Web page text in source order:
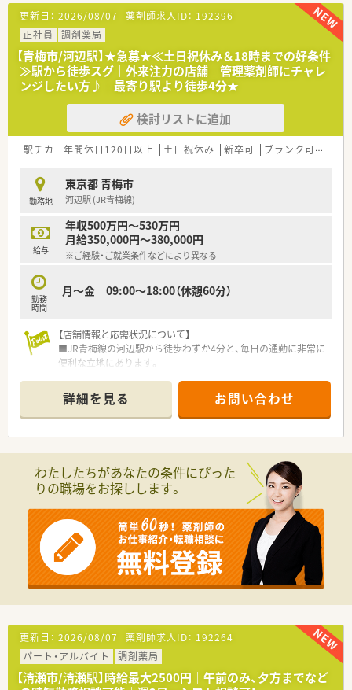
更新日： 2026/08/07 薬剤師求人ID： 192396
正社員
調剤薬局
【青梅市/河辺駅】★急募★≪土日祝休み＆18時までの好条件
≫駅から徒歩スグ｜外来注力の店舗｜管理薬剤師にチャレ
ンジしたい方♪｜最寄り駅より徒歩4分★
検討リストに追加
駅チカ 年間休日120日以上 土日祝休み 新卒可 ブランク可
勤務地
東京都 青梅市
河辺駅 (JR青梅線)
給与
年収500万円～530万円
月給350,000円～380,000円
※ご経験・ご就業条件などにより異なる
勤務
時間
月～金 09:00～18:00（休憩60分）
【店舗情報と応需状況について】
■JR青梅線の河辺駅から徒歩わずか4分と、毎日の通勤に非常に
便利な立地にあります。
い科目の処方箋を応需しています。
■1日の処方箋枚数は約30枚で、薬剤師1.5名と事務員3名の体制
でゆとりを持って対応しています。
■年間休日は120日以上を確保しており、完全週休2日制の土日
祝休みが大きな魅力です。
■月の平均残業時間は6.8時間と非常に少なく、残業代は1分単位
■有給休暇の消化率は86%と高く、協力体制があるため長期休
暇も取得しやすい環境です。
【こんな取り組みをしています】
■ICT事業にも注力しており、LINEなどを活用した業務効率化を
積極的に推進しています。
■認定薬剤師の取得を全額会社負担で支援しており、社員の継続
■従業員の働きやすさを第一に考え、残業時間の削減や有給休暇
の取得を会社全体で奨励しています。
詳細を見る お問い合わせ
わたしたちがあなたの条件にぴった
りの職場をお探しします。
更新日： 2026/08/07 薬剤師求人ID： 192264
パート・アルバイト
調剤薬局
【清瀬市/清瀬駅】時給最大2500円｜午前のみ、夕方までなど